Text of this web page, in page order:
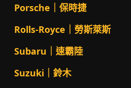
Porsche｜保時捷
Rolls-Royce｜勞斯萊斯
Subaru｜速霸陸
Suzuki｜鈴木